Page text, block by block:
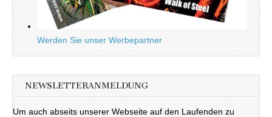
Werden Sie unser Werbepartner
NEWSLETTERANMELDUNG
Um auch abseits unserer Webseite auf den Laufenden zu